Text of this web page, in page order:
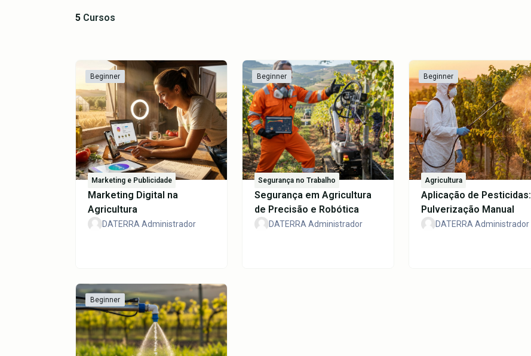
5 Cursos
Beginner
Marketing e Publicidade
Marketing Digital na
Agricultura
DATERRA Administrador
Beginner
Segurança no Trabalho
Segurança em Agricultura
de Precisão e Robótica
DATERRA Administrador
Beginner
Agricultura
Aplicação de Pesticidas:
Pulverização Manual
DATERRA Administrador
Beginner